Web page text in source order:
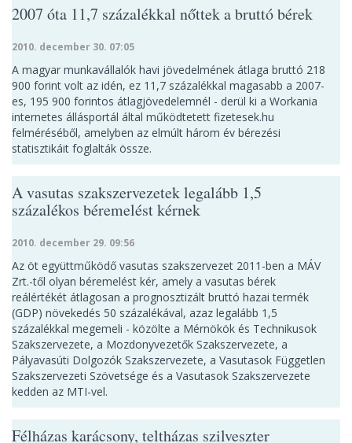
2007 óta 11,7 százalékkal nőttek a bruttó bérek
2010. december 30. 07:05
A magyar munkavállalók havi jövedelmének átlaga bruttó 218
900 forint volt az idén, ez 11,7 százalékkal magasabb a 2007-
es, 195 900 forintos átlagjövedelemnél - derül ki a Workania
internetes állásportál által működtetett fizetesek.hu
felméréséből, amelyben az elmúlt három év bérezési
statisztikáit foglalták össze.
A vasutas szakszervezetek legalább 1,5
százalékos béremelést kérnek
2010. december 29. 09:56
Az öt együttműködő vasutas szakszervezet 2011-ben a MÁV
Zrt.-től olyan béremelést kér, amely a vasutas bérek
reálértékét átlagosan a prognosztizált bruttó hazai termék
(GDP) növekedés 50 százalékával, azaz legalább 1,5
százalékkal megemeli - közölte a Mérnökök és Technikusok
Szakszervezete, a Mozdonyvezetők Szakszervezete, a
Pályavasúti Dolgozók Szakszervezete, a Vasutasok Független
Szakszervezeti Szövetsége és a Vasutasok Szakszervezete
kedden az MTI-vel.
Félházas karácsony, teltházas szilveszter